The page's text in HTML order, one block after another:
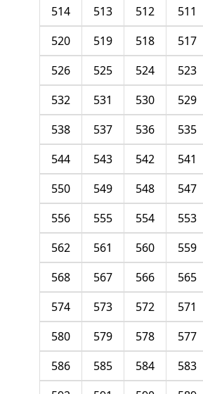
511
512
513
514
517
518
519
520
523
524
525
526
529
530
531
532
535
536
537
538
541
542
543
544
547
548
549
550
553
554
555
556
559
560
561
562
565
566
567
568
571
572
573
574
577
578
579
580
583
584
585
586